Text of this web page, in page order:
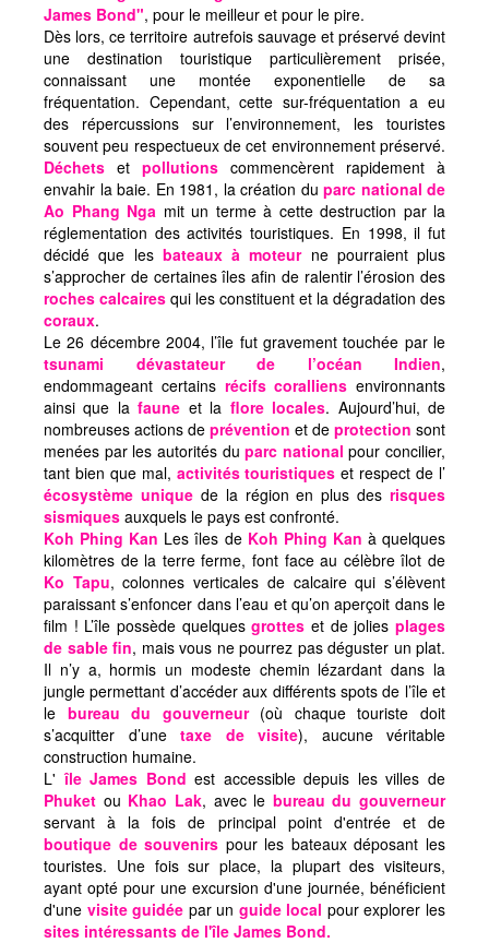
James Bond", pour le meilleur et pour le pire.
Dès lors, ce territoire autrefois sauvage et préservé devint
une destination touristique particulièrement prisée,
connaissant une montée exponentielle de sa
fréquentation. Cependant, cette sur-fréquentation a eu
des répercussions sur l’environnement, les touristes
souvent peu respectueux de cet environnement préservé.
Déchets et pollutions commencèrent rapidement à
envahir la baie. En 1981, la création du parc national de
Ao Phang Nga mit un terme à cette destruction par la
réglementation des activités touristiques. En 1998, il fut
décidé que les bateaux à moteurne pourraient plus
s’approcher de certaines îles afin de ralentir l’érosion des
roches calcaires qui les constituent et la dégradation des
coraux.
Le 26 décembre 2004, l’île fut gravement touchée par le
tsunami dévastateur de l’océan Indien,
endommageant certains récifs coralliens environnants
ainsi que lafaune et la flore locales. Aujourd’hui, de
nombreuses actions de prévention et de protection sont
menées par les autorités duparc national pour concilier,
tant bien que mal, activités touristiques et respect de l’
écosystème uniquede la région en plus des risques
sismiques auxquels le pays est confronté.
Koh Phing Kan Les îles de Koh Phing Kan à quelques
kilomètres de la terre ferme, font face au célèbre îlot de
Ko Tapu, colonnes verticales de calcaire qui s’élèvent
paraissant s’enfoncer dans l’eau et qu’on aperçoit dans le
film ! L’île possède quelquesgrottes et de joliesplages
de sable fin, mais vous ne pourrez pas déguster un plat.
Il n’y a, hormis un modeste chemin lézardant dans la
jungle permettant d’accéder aux différents spots de l’île et
le bureau du gouverneur(où chaque touriste doit
s’acquitter d’une taxe de visite), aucune véritable
construction humaine.
L'île James Bond est accessible depuis les villes de
Phuket ou Khao Lak, avec le bureau du gouverneur
servant à la fois de principal point d'entrée et de
boutique de souvenirs pour les bateaux déposant les
touristes. Une fois sur place, la plupart des visiteurs,
ayant opté pour une excursion d'une journée, bénéficient
d'une visite guidée par un guide local pour explorer les
sites intéressants de l'île James Bond.